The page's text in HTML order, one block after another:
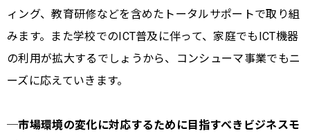
ィング、教育研修などを含めたトータルサポートで取り組
みます。また学校でのICT普及に伴って、家庭でもICT機器
の利用が拡大するでしょうから、コンシューマ事業でもニ
ーズに応えていきます。
─市場環境の変化に対応するために目指すべきビジネスモ